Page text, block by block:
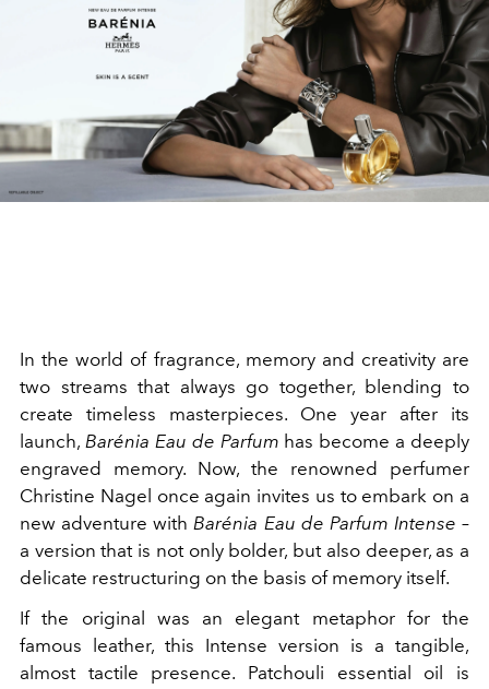
In the world of fragrance, memory and creativity are
two streams that always go together, blending to
create timeless masterpieces. One year after its
launch, Barénia Eau de Parfum has become a deeply
engraved memory. Now, the renowned perfumer
Christine Nagel once again invites us to embark on a
new adventure withBarénia Eau de Parfum Intense –
a version that is not only bolder, but also deeper, as a
delicate restructuring on the basis of memory itself.
If the original was an elegant metaphor for the
famous leather, this Intense version is a tangible,
almost tactile presence. Patchouli essential oil is